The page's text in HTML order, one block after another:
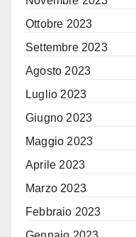
Ottobre 2023
Settembre 2023
Agosto 2023
Luglio 2023
Giugno 2023
Maggio 2023
Aprile 2023
Marzo 2023
Febbraio 2023